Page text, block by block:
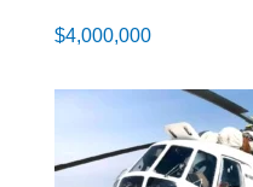
$4,000,000